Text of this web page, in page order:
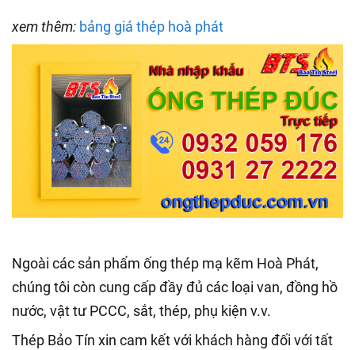
xem thêm: bảng giá thép hoà phát
Ngoài các sản phẩm ống thép mạ kẽm Hoà Phát,
chúng tôi còn cung cấp đầy đủ các loại van, đồng hồ
nước, vật tư PCCC, sắt, thép, phụ kiện v.v.
Thép Bảo Tín xin cam kết với khách hàng đối với tất